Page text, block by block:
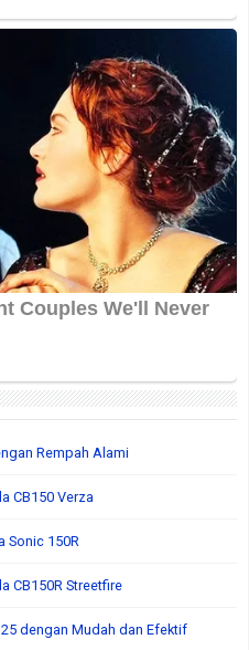
Rempah Alami
CB150 Verza
Sonic 150R
CB150R Streetfire
dengan Mudah dan Efektif